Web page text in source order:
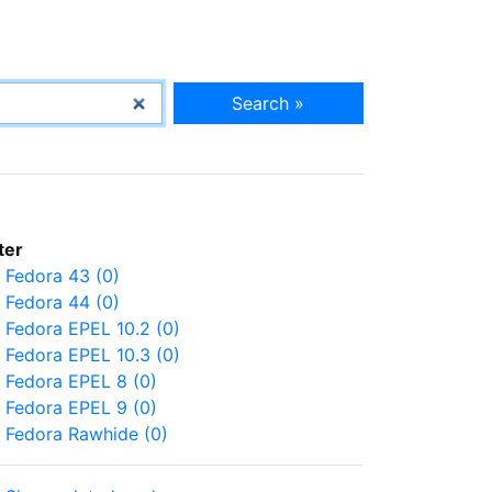
Search »
Fedora 43 (0)
Fedora 44 (0)
Fedora EPEL 10.2 (0)
Fedora EPEL 10.3 (0)
Fedora EPEL 8 (0)
Fedora EPEL 9 (0)
Fedora Rawhide (0)